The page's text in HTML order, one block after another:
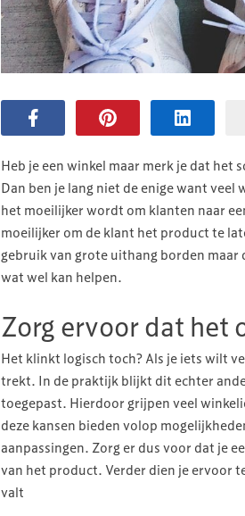
Heb je een winkel maar merk je dat het
Dan ben je lang niet de enige want
het moeilijker wordt om klanten naar
moeilijker om de klant het product te
gebruik van grote uithang borden
wat wel kan helpen.
Zorg ervoor dat het
Het klinkt logisch toch? Als je iets wilt
trekt. In de praktijk blijkt dit echter
toegepast. Hierdoor grijpen veel
deze kansen bieden volop
aanpassingen. Zorg er dus voor dat je
van het product. Verder dien je ervoor
valt